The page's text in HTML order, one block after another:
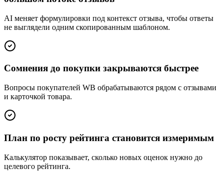
AI меняет формулировки под контекст отзыва, чтобы ответы
не выглядели одним скопированным шаблоном.
Сомнения до покупки закрываются быстрее
Вопросы покупателей WB обрабатываются рядом с отзывами
и карточкой товара.
План по росту рейтинга становится измеримым
Калькулятор показывает, сколько новых оценок нужно до
целевого рейтинга.